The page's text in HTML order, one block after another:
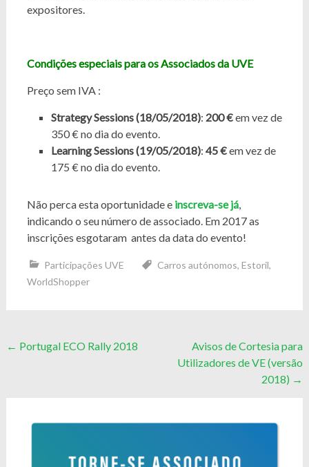
expositores.
Condições especiais para os Associados da UVE
Preço sem IVA :
Strategy Sessions (18/05/2018): 200 €em vez de
350 € no dia do evento.
Learning Sessions (19/05/2018): 45 €em vez de
175 € no dia do evento.
Não perca esta oportunidade e inscreva-se já,
indicando o seu número de associado. Em 2017 as
inscrições esgotaram antes da data do evento!
Participações UVE Carros autónomos, Estoril,
WorldShopper
Post
← Portugal ECO Rally 2018
Avisos de Cortesia para
Utilizadores de VE (versão
2018) →